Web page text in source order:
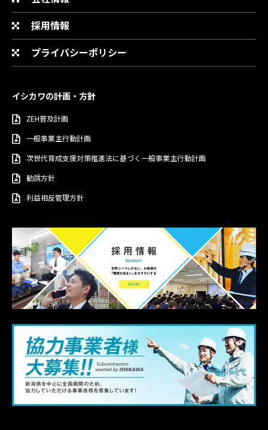
採用情報
プライバシーポリシー
イシカワの計画・方針
ZEH普及計画
一般事業主行動計画
次世代育成支援対策推進法に基づく一般事業主行動計画
勧誘方針
利益相反管理方針